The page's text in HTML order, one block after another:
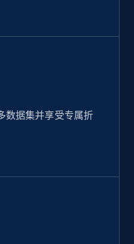
dataset
数据集并享受专属折